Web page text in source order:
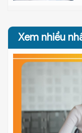
Xem nhiều